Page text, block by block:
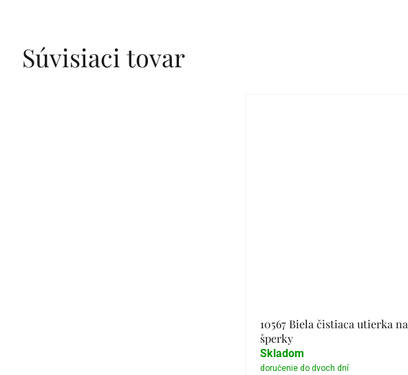
Súvisiaci tovar
10567 Biela čistiaca utierka na
šperky
Skladom